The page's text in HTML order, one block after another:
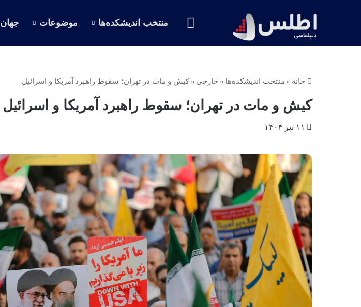
منتخب اندیشکده‌ها موضوعات جهان
خانه » منتخب اندیشکده‌ها » خارجی » کیش و مات در تهران؛ سقوط راهبرد آمریکا و اسرائیل
کیش و مات در تهران؛ سقوط راهبرد آمریکا و اسرائیل
۱۱ تیر ۱۴۰۴